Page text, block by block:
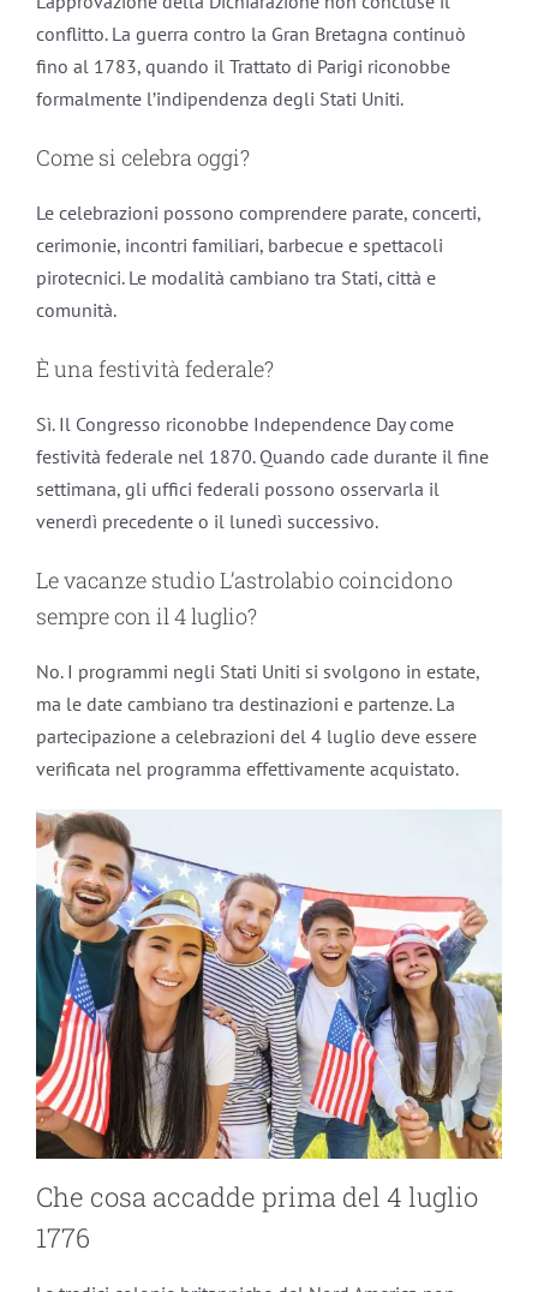
conflitto. La guerra contro la Gran Bretagna continuò
fino al 1783, quando il Trattato di Parigi riconobbe
formalmente l’indipendenza degli Stati Uniti.
Come si celebra oggi?
Le celebrazioni possono comprendere parate, concerti,
cerimonie, incontri familiari, barbecue e spettacoli
pirotecnici. Le modalità cambiano tra Stati, città e
comunità.
È una festività federale?
Sì. Il Congresso riconobbe Independence Day come
festività federale nel 1870. Quando cade durante il fine
settimana, gli uffici federali possono osservarla il
venerdì precedente o il lunedì successivo.
Le vacanze studio L’astrolabio coincidono
sempre con il 4 luglio?
No. I programmi negli Stati Uniti si svolgono in estate,
ma le date cambiano tra destinazioni e partenze. La
partecipazione a celebrazioni del 4 luglio deve essere
verificata nel programma effettivamente acquistato.
Che cosa accadde prima del 4 luglio
1776